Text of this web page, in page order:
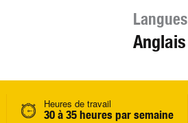
Langues
Anglais
Heures de travail
30 à 35 heures par semaine